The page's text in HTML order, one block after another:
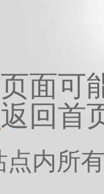
面可
返回
点内所